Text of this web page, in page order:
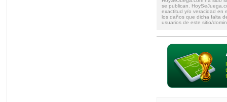
se publican.
exactitud y/o veracidad en
los daños que dicha falta
usuarios de este sitio/